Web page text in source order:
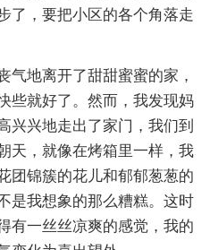
了，要把小区的各个角落走
气地离开了甜甜蜜蜜的家，
些就好了。然而，我发现妈
兴兴地走出了家门，我们到
天，就像在烤箱里一样，我
团锦簇的花儿和郁郁葱葱的
是我想象的那么糟糕。这时
有一丝丝凉爽的感觉，我的